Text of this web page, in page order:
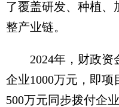
了覆盖研发、种植、
整产业链。
2024年，财政资
企业1000万元，即项
500万元同步拨付企